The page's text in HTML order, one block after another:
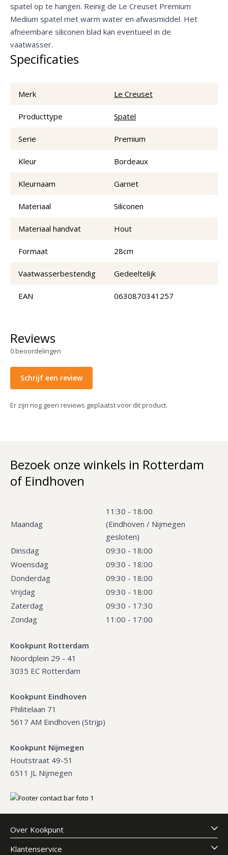
spatel op te hangen. Reinig de Le Creuset Premium
Medium spatel met warm water en afwasmiddel. Het
afneembare siliconen blad kan eventueel in de
vaatwasser.
Specificaties
Merk Le Creuset
Producttype Spatel
Serie Premium
Kleur Bordeaux
Kleurnaam Garnet
Materiaal Siliconen
Materiaal handvat Hout
Formaat 28cm
Vaatwasserbestendig Gedeeltelijk
EAN 0630870341257
Reviews
0beoordelingen
Schrijf een review
Er zijn nog geen reviews geplaatst voor dit product.
Bezoek onze winkels in Rotterdam
of Eindhoven
Maandag
11:30 - 18:00
(Eindhoven / Nijmegen
gesloten)
Dinsdag
09:30 - 18:00
Woensdag
09:30 - 18:00
Donderdag
09:30 - 18:00
Vrijdag
09:30 - 18:00
Zaterdag
09:30 - 17:30
Zondag
11:00 - 17:00
Kookpunt Rotterdam
Noordplein 29 - 41
3035 EC Rotterdam
Kookpunt Eindhoven
Philitelaan 71
5617 AM Eindhoven (Strijp)
Kookpunt Nijmegen
Houtstraat 49-51
6511 JL Nijmegen
Over Kookpunt
Klantenservice